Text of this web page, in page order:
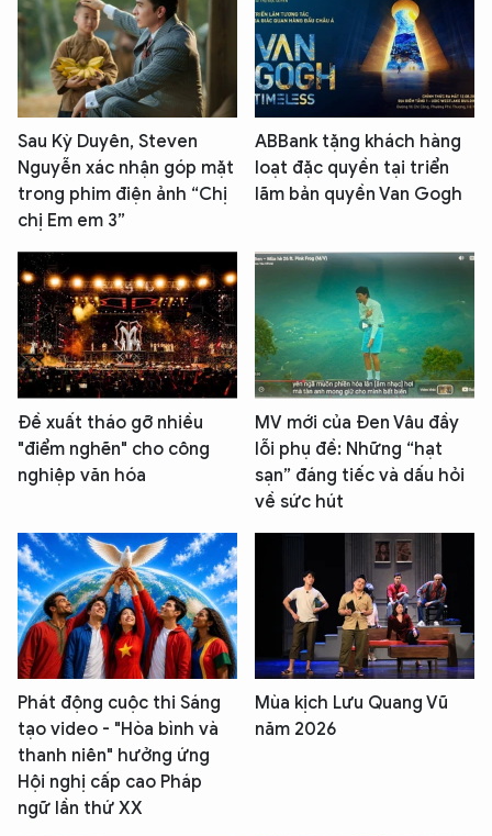
Sau Kỳ Duyên, Steven
Nguyễn xác nhận góp mặt
trong phim điện ảnh “Chị
chị Em em 3”
ABBank tặng khách hàng
loạt đặc quyền tại triển
lãm bản quyền Van Gogh
Đề xuất tháo gỡ nhiều
"điểm nghẽn" cho công
nghiệp văn hóa
MV mới của Đen Vâu đầy
lỗi phụ đề: Những “hạt
sạn” đáng tiếc và dấu hỏi
về sức hút
Phát động cuộc thi Sáng
tạo video - "Hòa bình và
thanh niên" hưởng ứng
Hội nghị cấp cao Pháp
ngữ lần thứ XX
Mùa kịch Lưu Quang Vũ
năm 2026